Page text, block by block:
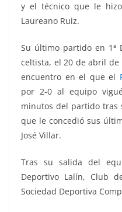
y el técnico que le
Laureano Ruiz.
Su último partido en 1ª
celtista, el 20 de abril de
encuentro en el que el
por 2-0 al equipo
minutos del partido tras
que le concedió sus
José Villar.
Tras su salida del
Deportivo Lalín, Club
Sociedad Deportiva